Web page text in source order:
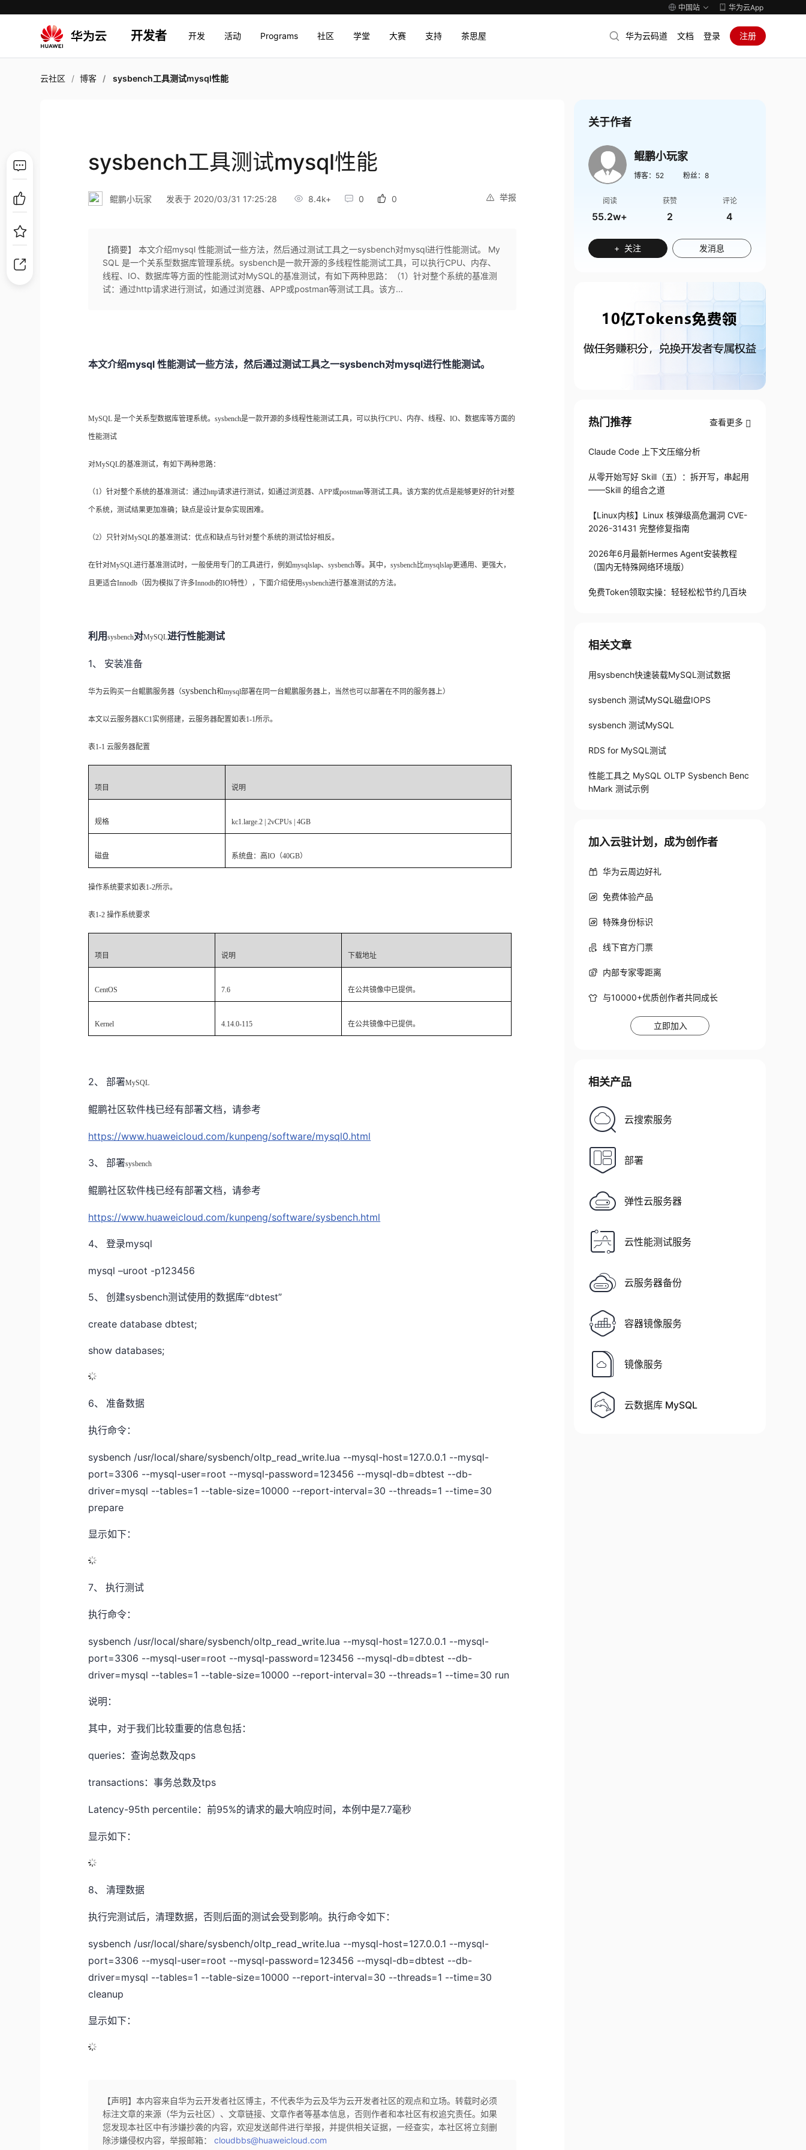
中国站 华为云App
开发者 开发 活动 Programs 社区 学堂 大赛 支持 茶思屋 华为云码道 文档 登录 注册
云社区 博客 sysbench工具测试mysql性能
sysbench工具测试mysql性能
举报
鲲鹏小玩家 发表于 2020/03/31 17:25:28 8.4k+ 0 0
【摘要】 本文介绍mysql 性能测试一些方法，然后通过测试工具之一sysbench对mysql进行性能测试。 My
SQL 是一个关系型数据库管理系统。sysbench是一款开源的多线程性能测试工具，可以执行CPU、内存、
线程、IO、数据库等方面的性能测试对MySQL的基准测试，有如下两种思路：（1）针对整个系统的基准测
试：通过http请求进行测试，如通过浏览器、APP或postman等测试工具。该方...
本文介绍mysql性能测试一些方法，然后通过测试工具之一sysbench对mysql进行性能测试。
MySQL是一个关系型数据库管理系统。sysbench是一款开源的多线程性能测试工具，可以执行CPU、内存、线程、IO、数据库等方面的
性能测试
对MySQL的基准测试，有如下两种思路：
（1）针对整个系统的基准测试：通过http请求进行测试，如通过浏览器、APP或postman等测试工具。该方案的优点是能够更好的针对整
个系统，测试结果更加准确；缺点是设计复杂实现困难。
（2）只针对MySQL的基准测试：优点和缺点与针对整个系统的测试恰好相反。
在针对MySQL进行基准测试时，一般使用专门的工具进行，例如mysqlslap、sysbench等。其中，sysbench比mysqlslap更通用、更强大，
且更适合Innodb （因为模拟了许多Innodb的IO特性），下面介绍使用sysbench进行基准测试的方法。
利用sysbench对MySQL进行性能测试
1、 安装准备
华为云购买一台鲲鹏服务器（sysbench和mysql部署在同一台鲲鹏服务器上，当然也可以部署在不同的服务器上）
本文以云服务器KC1实例搭建，云服务器配置如表1-1所示。
表1-1云服务器配置
项目 说明
规格 kc1.large.2 | 2vCPUs | 4GB
磁盘 系统盘：高IO （40GB）
操作系统要求如表1-2所示。
表1-2操作系统要求
项目 说明 下载地址
CentOS 7.6 在公共镜像中已提供。
Kernel 4.14.0-115 在公共镜像中已提供。
2、 部署MySQL
鲲鹏社区软件栈已经有部署文档，请参考
https://www.huaweicloud.com/kunpeng/software/mysql0.html
3、 部署sysbench
鲲鹏社区软件栈已经有部署文档，请参考
https://www.huaweicloud.com/kunpeng/software/sysbench.html
4、 登录mysql
mysql –uroot -p123456
5、 创建sysbench测试使用的数据库“dbtest”
create database dbtest;
show databases;
6、 准备数据
执行命令：
sysbench /usr/local/share/sysbench/oltp_read_write.lua --mysql-host=127.0.0.1 --mysql-
port=3306 --mysql-user=root --mysql-password=123456 --mysql-db=dbtest --db-
driver=mysql --tables=1 --table-size=10000 --report-interval=30 --threads=1 --time=30
prepare
显示如下：
7、 执行测试
执行命令：
sysbench /usr/local/share/sysbench/oltp_read_write.lua --mysql-host=127.0.0.1 --mysql-
port=3306 --mysql-user=root --mysql-password=123456 --mysql-db=dbtest --db-
driver=mysql --tables=1 --table-size=10000 --report-interval=30 --threads=1 --time=30 run
说明：
其中，对于我们比较重要的信息包括：
queries：查询总数及qps
transactions：事务总数及tps
Latency-95th percentile：前95%的请求的最大响应时间，本例中是7.7毫秒
显示如下：
8、 清理数据
执行完测试后，清理数据，否则后面的测试会受到影响。执行命令如下：
sysbench /usr/local/share/sysbench/oltp_read_write.lua --mysql-host=127.0.0.1 --mysql-
port=3306 --mysql-user=root --mysql-password=123456 --mysql-db=dbtest --db-
driver=mysql --tables=1 --table-size=10000 --report-interval=30 --threads=1 --time=30
cleanup
显示如下：
【声明】本内容来自华为云开发者社区博主，不代表华为云及华为云开发者社区的观点和立场。转载时必须
标注文章的来源（华为云社区）、文章链接、文章作者等基本信息，否则作者和本社区有权追究责任。如果
您发现本社区中有涉嫌抄袭的内容，欢迎发送邮件进行举报，并提供相关证据，一经查实，本社区将立刻删
除涉嫌侵权内容，举报邮箱：cloudbbs@huaweicloud.com
关于作者
鲲鹏小玩家
博客： 52 粉丝： 8
阅读
55.2w+
获赞
2
评论
4
+ 关注 发消息
热门推荐 查看更多
Claude Code 上下文压缩分析
从零开始写好 Skill（五）：拆开写，串起用
——Skill 的组合之道
【Linux内核】Linux 核弹级高危漏洞 CVE-
2026-31431 完整修复指南
2026年6月最新Hermes Agent安装教程
（国内无特殊网络环境版）
免费Token领取实操：轻轻松松节约几百块
相关文章
用sysbench快速装载MySQL测试数据
sysbench 测试MySQL磁盘IOPS
sysbench 测试MySQL
RDS for MySQL测试
性能工具之 MySQL OLTP Sysbench Benc
hMark 测试示例
加入云驻计划，成为创作者
华为云周边好礼
免费体验产品
特殊身份标识
线下官方门票
内部专家零距离
与10000+优质创作者共同成长
立即加入
相关产品
云搜索服务
部署
弹性云服务器
云性能测试服务
云服务器备份
容器镜像服务
镜像服务
云数据库 MySQL